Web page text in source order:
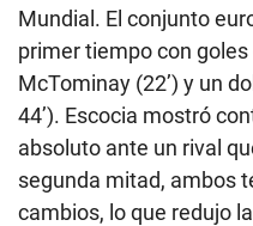
Mundial. El conjunto
primer tiempo con goles
McTominay (22’) y un
44’). Escocia mostró
absoluto ante un rival
segunda mitad, ambos
cambios, lo que redujo